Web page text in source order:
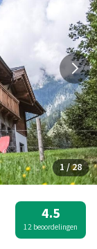
1 / 28
4.5
12 beoordelingen